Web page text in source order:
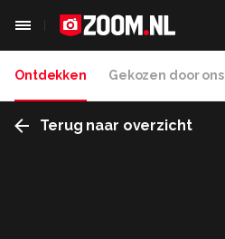
Ontdekken Gekozen door ons
Terug naar overzicht